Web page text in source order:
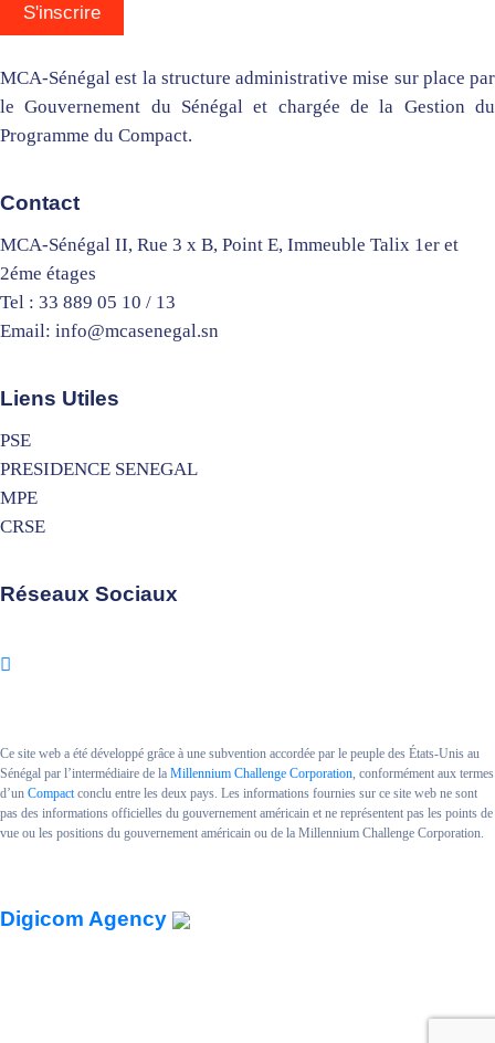
MCA-Sénégal est la structure administrative mise sur place par
le Gouvernement du Sénégal et chargée de la Gestion du
Programme du Compact.
Contact
MCA-Sénégal II, Rue 3 x B, Point E, Immeuble Talix 1er et
2éme étages
Tel : 33 889 05 10 / 13
Email: info@mcasenegal.sn
Liens Utiles
PSE
PRESIDENCE SENEGAL
MPE
CRSE
Réseaux Sociaux
Ce site web a été développé grâce à une subvention accordée par le peuple des États-Unis au
Sénégal par l’intermédiaire de la Millennium Challenge Corporation , conformément aux termes
d’un Compact conclu entre les deux pays. Les informations fournies sur ce site web ne sont
pas des informations officielles du gouvernement américain et ne représentent pas les points de
vue ou les positions du gouvernement américain ou de la Millennium Challenge Corporation.
Digicom Agency